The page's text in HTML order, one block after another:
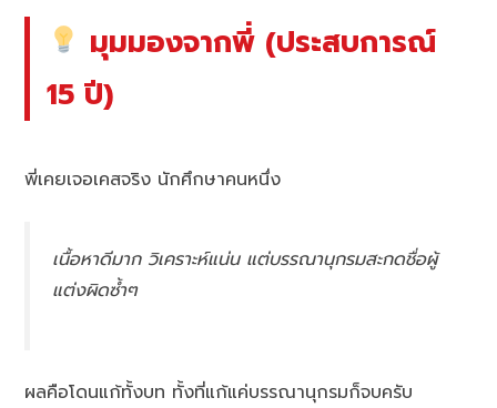
มุมมองจากพี่ (ประสบการณ์
15 ปี)
พี่เคยเจอเคสจริง นักศึกษาคนหนึ่ง
เนื้อหาดีมาก วิเคราะห์แน่น แต่บรรณานุกรมสะกดชื่อผู้
แต่งผิดซ้ำๆ
ผลคือโดนแก้ทั้งบท ทั้งที่แก้แค่บรรณานุกรมก็จบครับ